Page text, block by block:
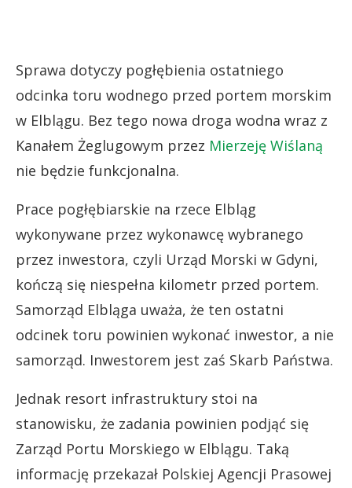
Sprawa dotyczy pogłębienia ostatniego
odcinka toru wodnego przed portem morskim
w Elblągu. Bez tego nowa droga wodna wraz z
Kanałem Żeglugowym przez Mierzeję Wiślaną
nie będzie funkcjonalna.
Prace pogłębiarskie na rzece Elbląg
wykonywane przez wykonawcę wybranego
przez inwestora, czyli Urząd Morski w Gdyni,
kończą się niespełna kilometr przed portem.
Samorząd Elbląga uważa, że ten ostatni
odcinek toru powinien wykonać inwestor, a nie
samorząd. Inwestorem jest zaś Skarb Państwa.
Jednak resort infrastruktury stoi na
stanowisku, że zadania powinien podjąć się
Zarząd Portu Morskiego w Elblągu. Taką
informację przekazał Polskiej Agencji Prasowej